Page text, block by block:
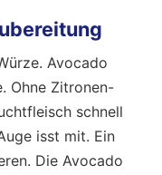
Avocado
Ohne Zitronen-
schnell
isst mit. Ein
Die Avocado